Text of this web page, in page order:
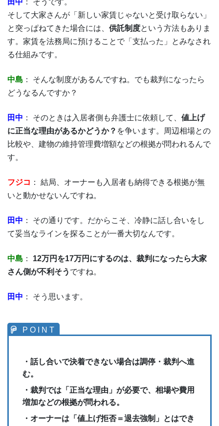
田中 ： そうです。
そして大家さんが「新しい家賃じゃないと受け取らない」
と突っぱねてきた場合には、 供託制度という方法もありま
す。家賃を法務局に預けることで「支払った」とみなされ
る仕組みです。
中島 ： そんな制度があるんですね。でも裁判になったら
どうなるんですか？
田中 ： そのときは入居者側も弁護士に依頼して、 値上げ
に正当な理由があるかどうか？ を争います。周辺相場との
比較や、建物の維持管理費増額などの根拠が問われるんで
す。
フジコ ： 結局、オーナーも入居者も納得できる根拠が無
いと動かせないんですね。
田中 ： その通りです。だからこそ、冷静に話し合いをし
て妥当なラインを探ることが一番大切なんです。
中島 ： 12万円を17万円にするのは、裁判になったら大家
さん側が不利そう ですね。
田中 ： そう思います。
・話し合いで決着できない場合は調停・裁判へ進
む。
・裁判では「正当な理由」が必要で、相場や費用
増加などの根拠が問われる。
・オーナーは「値上げ拒否＝退去強制」とはでき